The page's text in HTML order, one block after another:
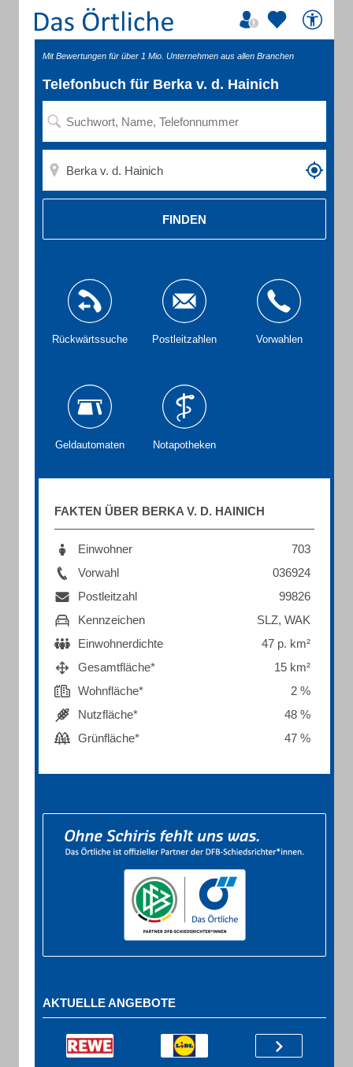
Mit Bewertungen für über 1 Mio. Unternehmen aus allen Branchen
Telefonbuch für Berka v. d. Hainich
FINDEN
Rückwärtssuche Postleitzahlen Vorwahlen
Geldautomaten Notapotheken
FAKTEN ÜBER BERKA V. D. HAINICH
Einwohner
703
Vorwahl
036924
Postleitzahl
99826
Kennzeichen
SLZ, WAK
Einwohnerdichte
47 p. km²
Gesamtfläche*
15 km²
Wohnfläche*
2 %
Nutzfläche*
48 %
Grünfläche*
47 %
AKTUELLE ANGEBOTE